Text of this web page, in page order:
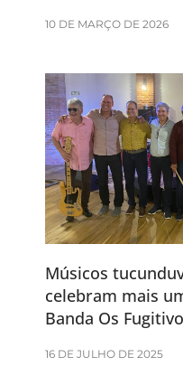
10 DE MARÇO DE 2026
Músicos
celebram mais
Banda Os
16 DE JULHO DE 2025